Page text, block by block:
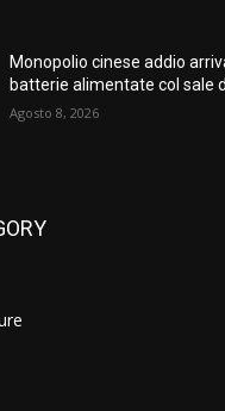
Monopolio cinese addio
batterie alimentate col sale
Agosto 8, 2026